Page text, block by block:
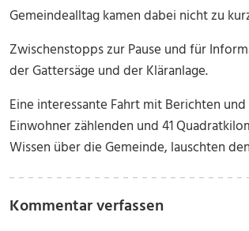
Gemeindealltag kamen dabei nicht zu
Zwischenstopps zur Pause und für
der Gattersäge und der Kläranlage.
Eine interessante Fahrt mit Berichten
Einwohner zählenden und 41
Wissen über die Gemeinde, lauschten
Kommentar verfassen